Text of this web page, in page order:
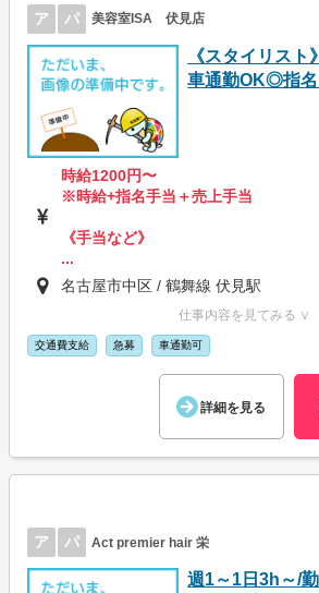
ア パ 美容室ISA 伏見店
《スタイリスト
車通勤OK◎指名
時給1200円〜
※時給+指名手当＋売上手当
《手当など》
...
名古屋市中区 / 鶴舞線 伏見駅
仕事内容を見てみる ∨
交通費支給 急募 車通勤可
詳細を見る
ア パ Act premier hair 栄
週1～1日3h～/